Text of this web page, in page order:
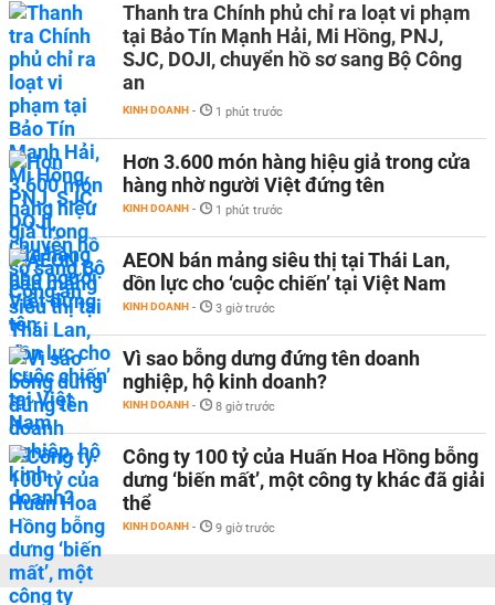
Thanh tra Chính phủ chỉ ra loạt vi phạm
tại Bảo Tín Mạnh Hải, Mi Hồng, PNJ,
SJC, DOJI, chuyển hồ sơ sang Bộ Công
an
KINH DOANH - 1 phút trước
Hơn 3.600 món hàng hiệu giả trong cửa
hàng nhờ người Việt đứng tên
KINH DOANH - 1 phút trước
AEON bán mảng siêu thị tại Thái Lan,
dồn lực cho ‘cuộc chiến’ tại Việt Nam
KINH DOANH - 3 giờ trước
Vì sao bỗng dưng đứng tên doanh
nghiệp, hộ kinh doanh?
KINH DOANH - 8 giờ trước
Công ty 100 tỷ của Huấn Hoa Hồng bỗng
dưng ‘biến mất’, một công ty khác đã giải
thể
KINH DOANH - 9 giờ trước